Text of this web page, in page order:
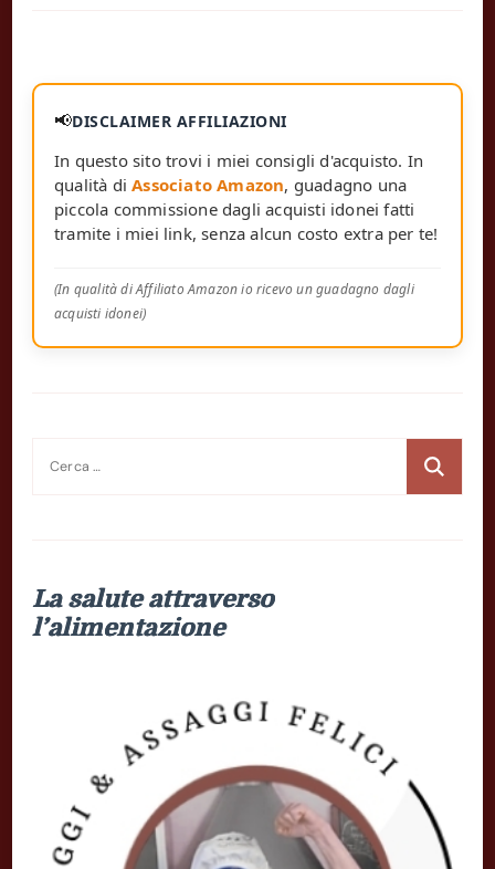
📢DISCLAIMER AFFILIAZIONI
In questo sito trovi i miei consigli d'acquisto. In
qualità diAssociato Amazon, guadagno una
piccola commissione dagli acquisti idonei fatti
tramite i miei link, senza alcun costo extra per te!
(In qualità di Affiliato Amazon io ricevo un guadagno dagli
acquisti idonei)
La salute attraverso
l’alimentazione